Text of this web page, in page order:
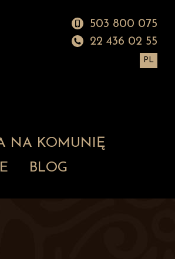
503 800 075
22 436 02 55
PL
NA KOMUNIĘ
BLOG